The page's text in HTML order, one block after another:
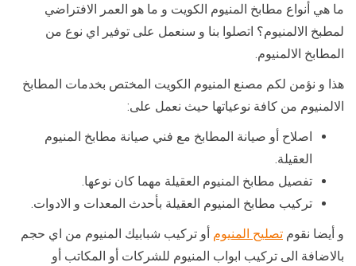
ما هي أنواع مطابخ المنيوم الكويت و ما هو العمر الافتراضي
لمطبخ الالمنيوم؟ اتصلوا بنا و سنعمل على توفير اي نوع من
المطابخ الالمنيوم.
هذا و نؤمن لكم مصنع المنيوم الكويت المختص بخدمات المطابخ
الالمنيوم من كافة نوعياتها حيث نعمل على:
اصلاح أو صيانة المطابخ مع فني صيانة مطابخ المنيوم
العقيلة.
تفصيل مطابخ المنيوم العقيلة مهما كان نوعها.
تركيب مطابخ المنيوم العقيلة بأحدث المعدات و الادوات.
و أيضا نقوم تصليح المنيوم أو تركيب شبابيك المنيوم من اي حجم
بالاضافة الى تركيب ابواب المنيوم للشركات أو المكاتب أو